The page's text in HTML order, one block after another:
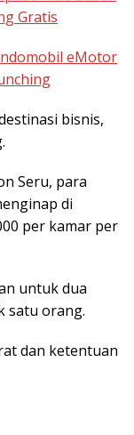
Gratis
eMotor
bisnis,
Seru, para
di
per kamar per
untuk dua
satu orang.
dan ketentuan